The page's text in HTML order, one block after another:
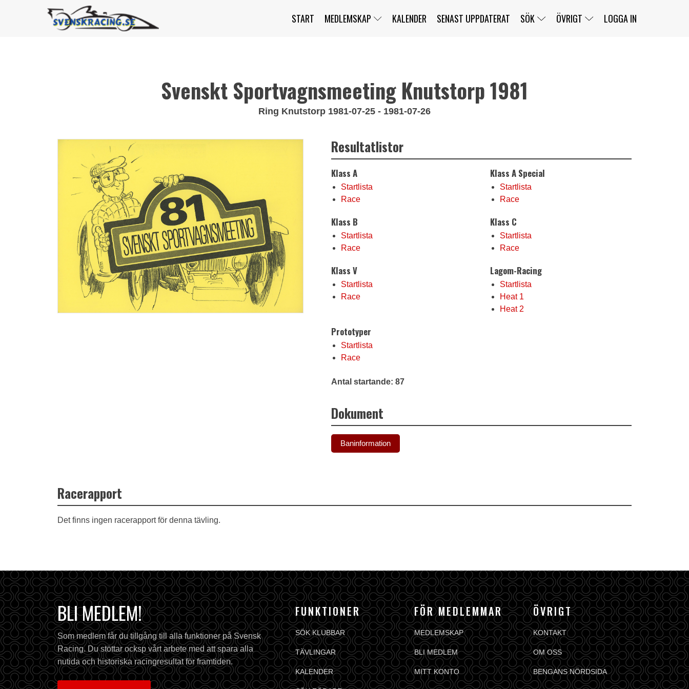
START MEDLEMSKAP KALENDER SENAST UPPDATERAT SÖK
TÄVLINGAR
BANOR
SERIER
ÖVRIGT
KOMPLETTERA
LOGGA IN
Svenskt Sportvagnsmeeting Knutstorp 1981
Ring Knutstorp 1981-07-25 - 1981-07-26
Resultatlistor
Klass A
Startlista
Race
Klass A Special
Startlista
Race
Klass B
Startlista
Race
Klass C
Startlista
Race
Klass V
Startlista
Race
Lagom-Racing
Startlista
Heat 1
Heat 2
Prototyper
Startlista
Race
Antal startande: 87
Dokument
Baninformation
Racerapport
Det finns ingen racerapport för denna tävling.
BLI MEDLEM!
Som medlem får du tillgång till alla funktioner på Svensk
Racing. Du stöttar ocksp vårt arbete med att spara alla
nutida och historiska racingresultat för framtiden.
FUNKTIONER
SÖK KLUBBAR
TÄVLINGAR
KALENDER
FÖR MEDLEMMAR
MEDLEMSKAP
BLI MEDLEM
MITT KONTO
ÖVRIGT
KONTAKT
OM OSS
BENGANS NÖRDSIDA